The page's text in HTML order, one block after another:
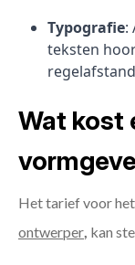
Typografie:
teksten
Wat kost
Het tarief voor het
ontwerper kan